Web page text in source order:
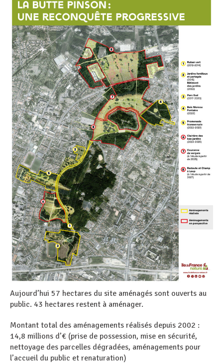
Aujourd’hui 57 hectares du site aménagés sont ouverts au
public. 43 hectares restent à aménager.
Montant total des aménagements réalisés depuis 2002 :
14,8 millions d’€ (prise de possession, mise en sécurité,
nettoyage des parcelles dégradées, aménagements pour
l’accueil du public et renaturation)